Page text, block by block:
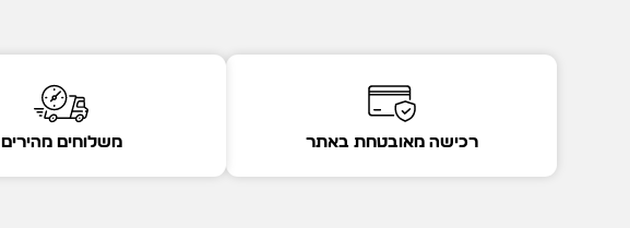
רכישה מאובטחת באתר משלוחים מהירים